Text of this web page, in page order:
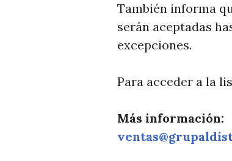
I
C
I
S
También informa
serán aceptadas
excepciones.
Para acceder a la
Más información: